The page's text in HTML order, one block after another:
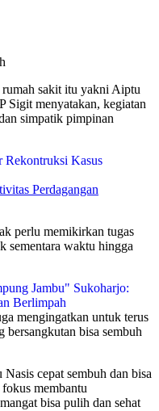
sakit itu yakni Aiptu
Sigit menyatakan, kegiatan
simpatik pimpinan
Rekontruksi Kasus
Perdagangan
perlu memikirkan tugas
sementara waktu hingga
Jambu" Sukoharjo:
Berlimpah
mengingatkan untuk terus
bersangkutan bisa sembuh
cepat sembuh dan bisa
membantu
bisa pulih dan sehat